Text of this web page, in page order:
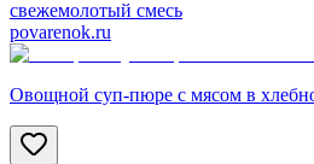
свежемолотый смесь
povarenok.ru
Овощной суп-пюре с мясом в